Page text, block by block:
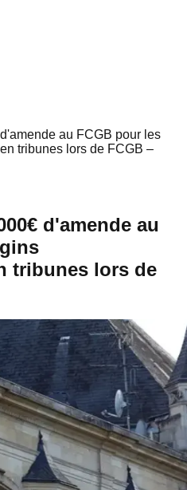
au FCGB pour les
tribunes lors de FCGB –
d'amende au
tribunes lors de